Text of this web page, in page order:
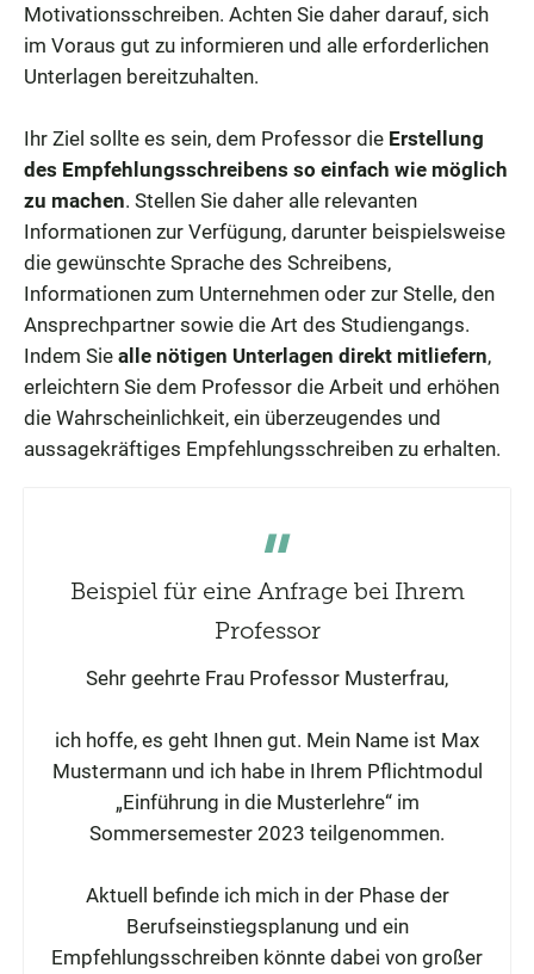
Motivationsschreiben. Achten Sie daher darauf, sich
im Voraus gut zu informieren und alle erforderlichen
Unterlagen bereitzuhalten.
Ihr Ziel sollte es sein, dem Professor die Erstellung
des Empfehlungsschreibens so einfach wie möglich
zu machen. Stellen Sie daher alle relevanten
Informationen zur Verfügung, darunter beispielsweise
die gewünschte Sprache des Schreibens,
Informationen zum Unternehmen oder zur Stelle, den
Ansprechpartner sowie die Art des Studiengangs.
Indem Sie alle nötigen Unterlagen direkt mitliefern,
erleichtern Sie dem Professor die Arbeit und erhöhen
die Wahrscheinlichkeit, ein überzeugendes und
aussagekräftiges Empfehlungsschreiben zu erhalten.
Beispiel für eine Anfrage bei Ihrem
Professor
Sehr geehrte Frau Professor Musterfrau,
ich hoffe, es geht Ihnen gut. Mein Name ist Max
Mustermann und ich habe in Ihrem Pflichtmodul
„Einführung in die Musterlehre“ im
Sommersemester 2023 teilgenommen.
Aktuell befinde ich mich in der Phase der
Berufseinstiegsplanung und ein
Empfehlungsschreiben könnte dabei von großer